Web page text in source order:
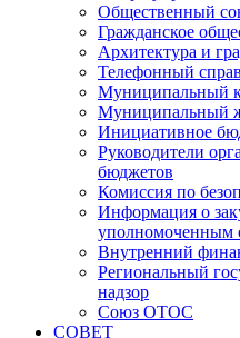
Общественный
Гражданское
Архитектура и
Телефонный
Муниципальный
Муниципальный
Инициативное
Руководители
бюджетов
Комиссия по
Информация о
уполномоченным
Внутренний
Региональный
надзор
Союз ОТОС
СОВЕТ